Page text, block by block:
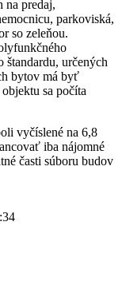
na predaj,
parkoviská,
so zeleňou.
určených
bytov má byť
sa počíta
vyčíslené na 6,8
iba nájomné
časti súboru budov